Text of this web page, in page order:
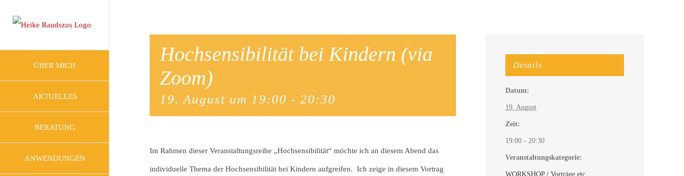
ÜBER MICH
AKTUELLES
BERATUNG
ANWENDUNGEN
Hochsensibilität bei Kindern (via
Zoom)
19. August um 19:00 -20:30
Im Rahmen dieser Veranstaltungsreihe „Hochsensibilität“ möchte ich an diesem Abend das
individuelle Thema der Hochsensibilität bei Kindern aufgreifen. Ich zeige in diesem Vortrag
Details
Datum:
19. August
Zeit:
19:00 - 20:30
Veranstaltungskategorie:
WORKSHOP / Vorträge etc.